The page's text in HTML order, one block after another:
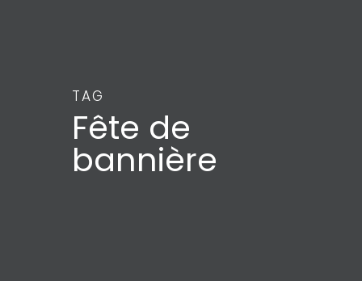
TAG
Fête de
bannière